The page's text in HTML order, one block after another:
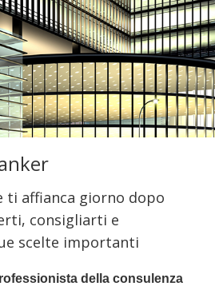
ti affianca giorno dopo
consigliarti e
scelte importanti
della consulenza